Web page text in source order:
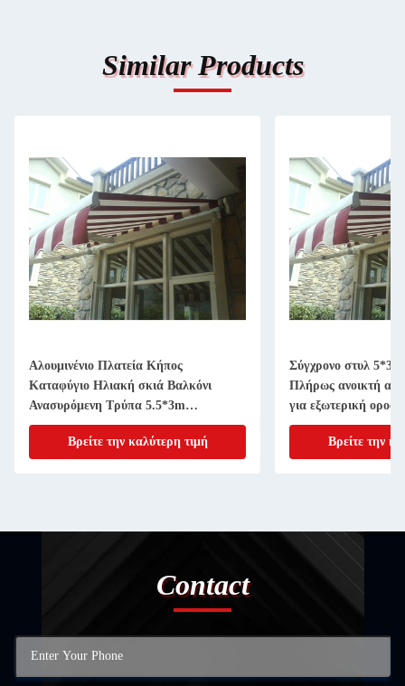
Similar Products
Αλουμινένιο Πλατεία Κήπος
Καταφύγιο Ηλιακή σκιά Βαλκόνι
Ανασυρόμενη Τρύπα 5.5*3m
Εξωτερικό
Βρείτε την καλύτερη τιμή
Σύγχρονο στυλ
Πλήρως ανοικτή
για εξωτερική
Βρείτε την
Contact